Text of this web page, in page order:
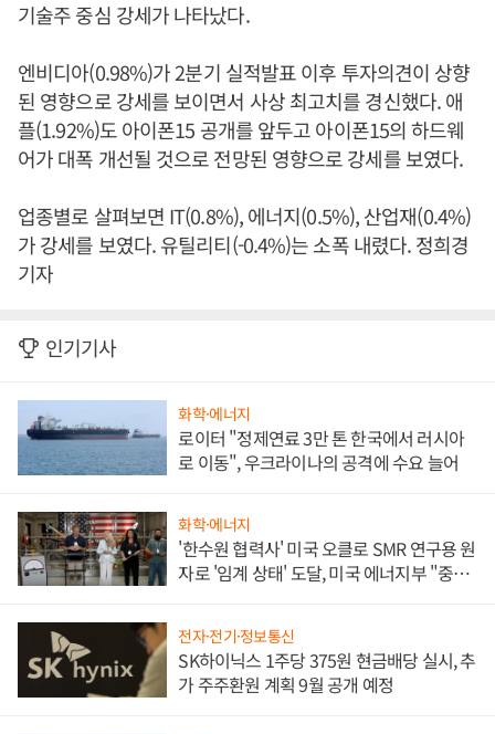
기술주 중심 강세가 나타났다.
엔비디아(0.98%)가 2분기 실적발표 이후 투자의견이 상향
된 영향으로 강세를 보이면서 사상 최고치를 경신했다. 애
플(1.92%)도 아이폰15 공개를 앞두고 아이폰15의 하드웨
어가 대폭 개선될 것으로 전망된 영향으로 강세를 보였다.
업종별로 살펴보면 IT(0.8%), 에너지(0.5%), 산업재(0.4%)
가 강세를 보였다. 유틸리티(-0.4%)는 소폭 내렸다. 정희경
기자
인기기사
화학·에너지
로이터 "정제연료 3만 톤 한국에서 러시아
로 이동", 우크라이나의 공격에 수요 늘어
화학·에너지
'한수원 협력사' 미국 오클로 SMR 연구용 원
자로 '임계 상태' 도달, 미국 에너지부 "중요
전자·전기·정보통신
SK하이닉스 1주당 375원 현금배당 실시, 추
가 주주환원 계획 9월 공개 예정